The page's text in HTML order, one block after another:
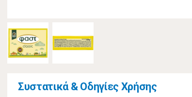
Συστατικά & Οδηγίες Χρήσης